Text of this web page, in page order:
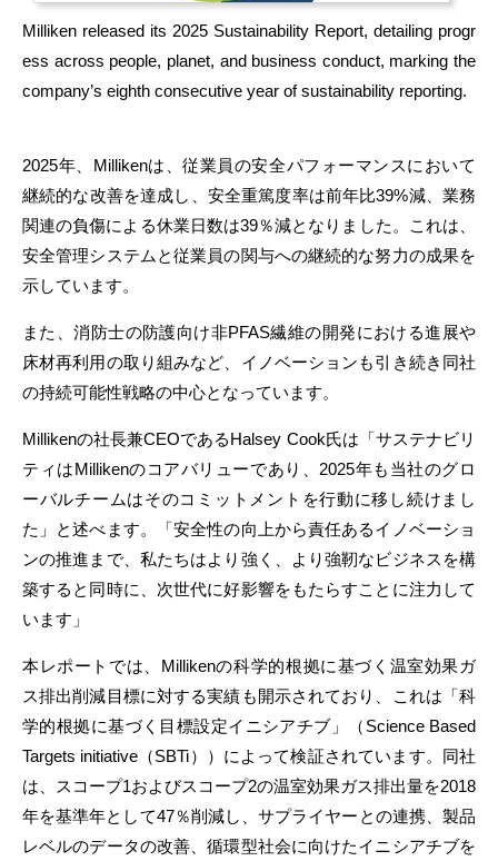
Milliken released its 2025 Sustainability Report, detailing progr
ess across people, planet, and business conduct, marking the
company’s eighth consecutive year of sustainability reporting.
2025年、Millikenは、従業員の安全パフォーマンスにおいて
継続的な改善を達成し、安全重篤度率は前年比39%減、業務
関連の負傷による休業日数は39％減となりました。これは、
安全管理システムと従業員の関与への継続的な努力の成果を
示しています。
また、消防士の防護向け非PFAS繊維の開発における進展や
床材再利用の取り組みなど、イノベーションも引き続き同社
の持続可能性戦略の中心となっています。
Millikenの社長兼CEOであるHalsey Cook氏は「サステナビリ
ティはMillikenのコアバリューであり、2025年も当社のグロ
ーバルチームはそのコミットメントを行動に移し続けまし
た」と述べます。「安全性の向上から責任あるイノベーショ
ンの推進まで、私たちはより強く、より強靭なビジネスを構
築すると同時に、次世代に好影響をもたらすことに注力して
います」
本レポートでは、Millikenの科学的根拠に基づく温室効果ガ
ス排出削減目標に対する実績も開示されており、これは「科
学的根拠に基づく目標設定イニシアチブ」（Science Based
Targets initiative（SBTi））によって検証されています。同社
は、スコープ1およびスコープ2の温室効果ガス排出量を2018
年を基準年として47％削減し、サプライヤーとの連携、製品
レベルのデータの改善、循環型社会に向けたイニシアチブを